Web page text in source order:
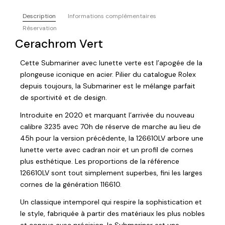
Description
Informations complémentaires
Réservation
Cerachrom Vert
Cette Submariner avec lunette verte est l’apogée de la
plongeuse iconique en acier. Pilier du catalogue Rolex
depuis toujours, la Submariner est le mélange parfait
de sportivité et de design.
Introduite en 2020 et marquant l’arrivée du nouveau
calibre 3235 avec 70h de réserve de marche au lieu de
45h pour la version précédente, la 126610LV arbore une
lunette verte avec cadran noir et un profil de cornes
plus esthétique. Les proportions de la référence
126610LV sont tout simplement superbes, fini les larges
cornes de la génération 116610.
Un classique intemporel qui respire la sophistication et
le style, fabriquée à partir des matériaux les plus nobles